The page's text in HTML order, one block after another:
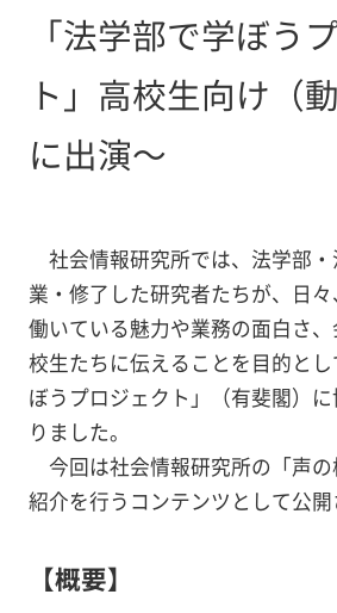
「法学部で学ぼう
ト」高校生向け（
に出演～
社会情報研究所では、法学部
業・修了した研究者たちが、日
働いている魅力や業務の面白さ
校生たちに伝えることを目的と
ぼうプロジェクト」（有斐閣）
りました。
今回は社会情報研究所の「声
紹介を行うコンテンツとして公開
【概要】